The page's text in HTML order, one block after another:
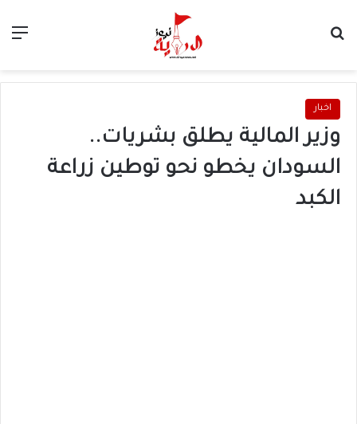
اخبار
وزير المالية يطلق بشريات..
السودان يخطو نحو توطين زراعة
الكبد